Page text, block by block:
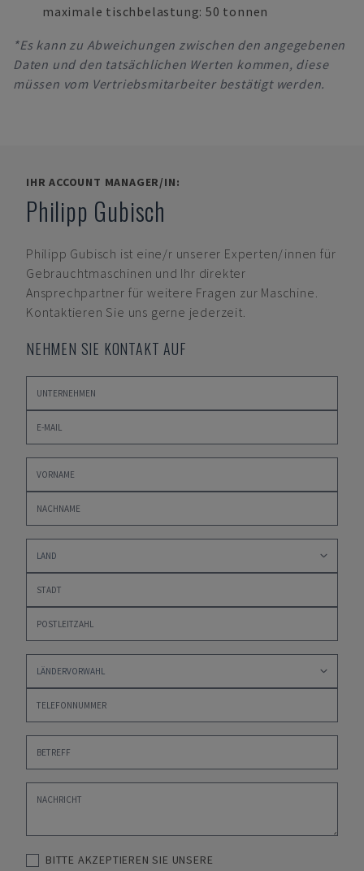
maximale tischbelastung: 50 tonnen
*Es kann zu Abweichungen zwischen den angegebenen
Daten und den tatsächlichen Werten kommen, diese
müssen vom Vertriebsmitarbeiter bestätigt werden.
IHR ACCOUNT MANAGER/IN:
Philipp Gubisch
Philipp Gubisch ist eine/r unserer Experten/innen für
Gebrauchtmaschinen und Ihr direkter
Ansprechpartner für weitere Fragen zur Maschine.
Kontaktieren Sie uns gerne jederzeit.
NEHMEN SIE KONTAKT AUF
BITTE AKZEPTIEREN SIE UNSERE